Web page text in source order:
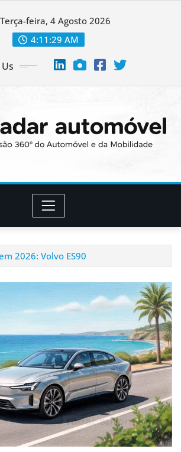
Terça-feira, 4 Agosto 2026
4:11:30 AM
2026: Volvo ES90